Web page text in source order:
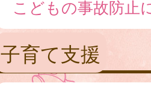
こどもの事故防止
子育て支援